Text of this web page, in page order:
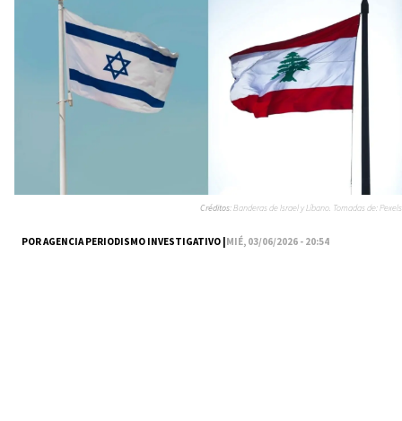
POR AGENCIA PERIODISMO INVESTIGATIVO |MIÉ, 03/06/2026 - 20:54
Créditos:Banderas de Israel y Líbano. Tomadas de: Pexels